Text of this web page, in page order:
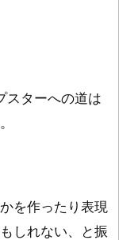
スターへの道は
を作ったり表現
しれない、と振